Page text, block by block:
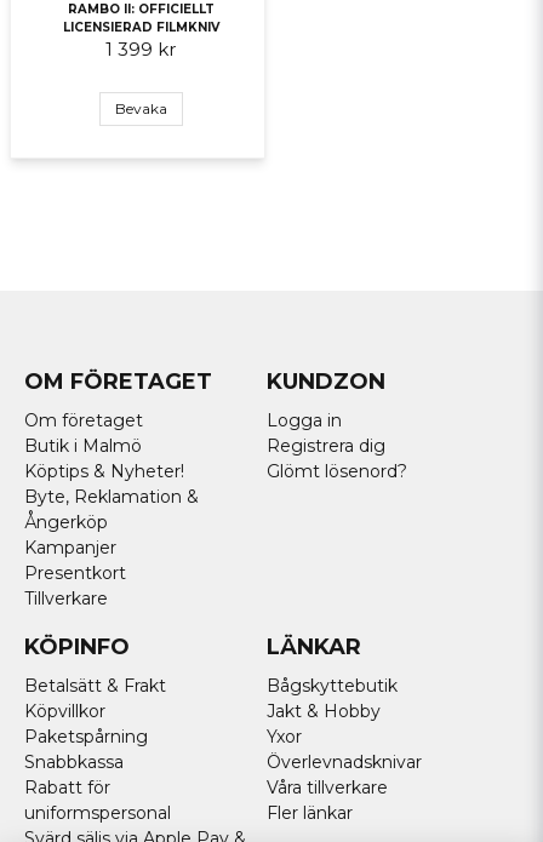
RAMBO II: OFFICIELLT
LICENSIERAD FILMKNIV
1 399 kr
Bevaka
OM FÖRETAGET
Om företaget
Butik i Malmö
Köptips & Nyheter!
Byte, Reklamation &
Ångerköp
Kampanjer
Presentkort
Tillverkare
KUNDZON
Logga in
Registrera dig
Glömt lösenord?
KÖPINFO
Betalsätt & Frakt
Köpvillkor
Paketspårning
Snabbkassa
Rabatt för
uniformspersonal
LÄNKAR
Bågskyttebutik
Jakt & Hobby
Yxor
Överlevnadsknivar
Våra tillverkare
Fler länkar